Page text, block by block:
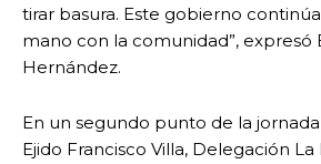
tirar basura. Este gobierno
mano con la comunidad”, expresó
Hernández.
En un segundo punto de la
Ejido Francisco Villa, Delegación